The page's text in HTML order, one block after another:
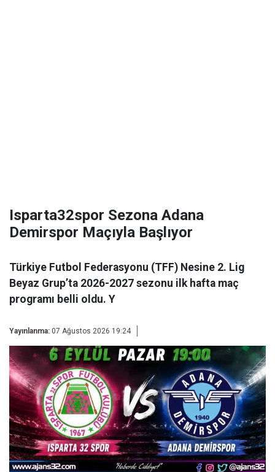
Isparta32spor Sezona Adana
Demirspor Maçıyla Başlıyor
Türkiye Futbol Federasyonu (TFF) Nesine 2. Lig
Beyaz Grup’ta 2026-2027 sezonu ilk hafta maç
programı belli oldu. Y
Yayınlanma: 07 Ağustos 2026 19:24